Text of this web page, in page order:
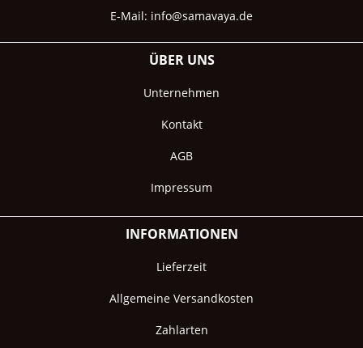
E-Mail: info@samavaya.de
ÜBER UNS
Unternehmen
Kontakt
AGB
Impressum
INFORMATIONEN
Lieferzeit
Allgemeine Versandkosten
Zahlarten